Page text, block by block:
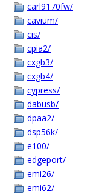
carl9170fw/
cavium/
cis/
cpia2/
cxgb3/
cxgb4/
cypress/
dabusb/
dpaa2/
dsp56k/
e100/
edgeport/
emi26/
emi62/